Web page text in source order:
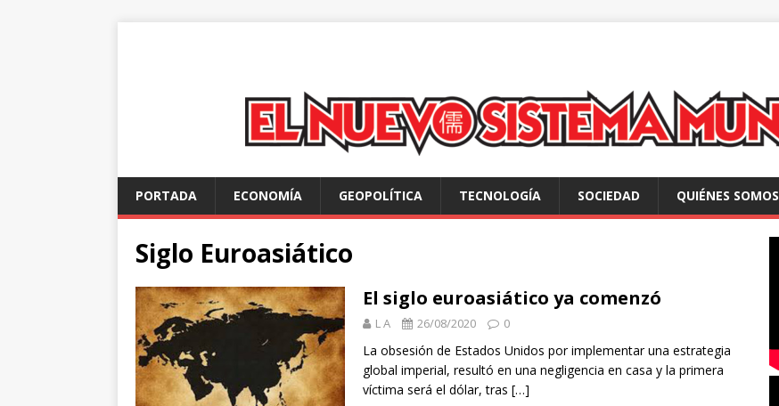
PORTADA ECONOMÍA GEOPOLÍTICA TECNOLOGÍA SOCIEDAD QUIÉNES SOMOS
Siglo Euroasiático
El siglo euroasiático ya comenzó
L A 26/08/2020 0
La obsesión de Estados Unidos por implementar una estrategia
global imperial, resultó en una negligencia en casa y la primera
víctima será el dólar, tras […]